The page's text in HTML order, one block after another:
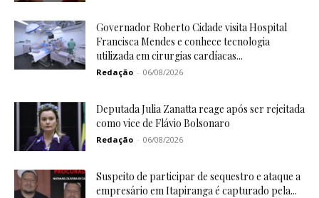
Governador Roberto Cidade visita Hospital
Francisca Mendes e conhece tecnologia
utilizada em cirurgias cardíacas...
Redação - 06/08/2026
Deputada Julia Zanatta reage após ser rejeitada
como vice de Flávio Bolsonaro
Redação - 06/08/2026
Suspeito de participar de sequestro e ataque a
empresário em Itapiranga é capturado pela...